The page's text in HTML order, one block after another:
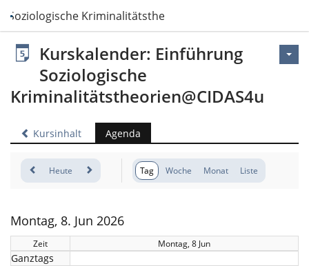
Soziologische Kriminalitätstheorien@CIDAS4u
Kurskalender: Einführung
Soziologische
Kriminalitätstheorien@CIDAS4u
Kursinhalt Agenda
Heute Tag Woche Monat Liste
Montag, 8. Jun 2026
Zeit Montag, 8 Jun
Ganztags